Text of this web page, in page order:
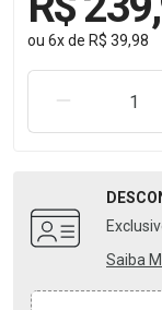
ou 6xde R$ 39,98
REMOVER
Saiba